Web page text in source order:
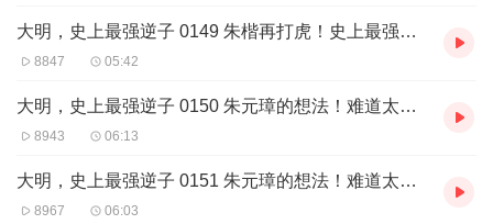
大明，史上最强逆子 0149 朱楷再打虎！史上最强逆子！8
8847 05:42
大明，史上最强逆子 0150 朱元璋的想法！难道太子要换人？1
8943 06:13
大明，史上最强逆子 0151 朱元璋的想法！难道太子要换人？2
8967 06:03